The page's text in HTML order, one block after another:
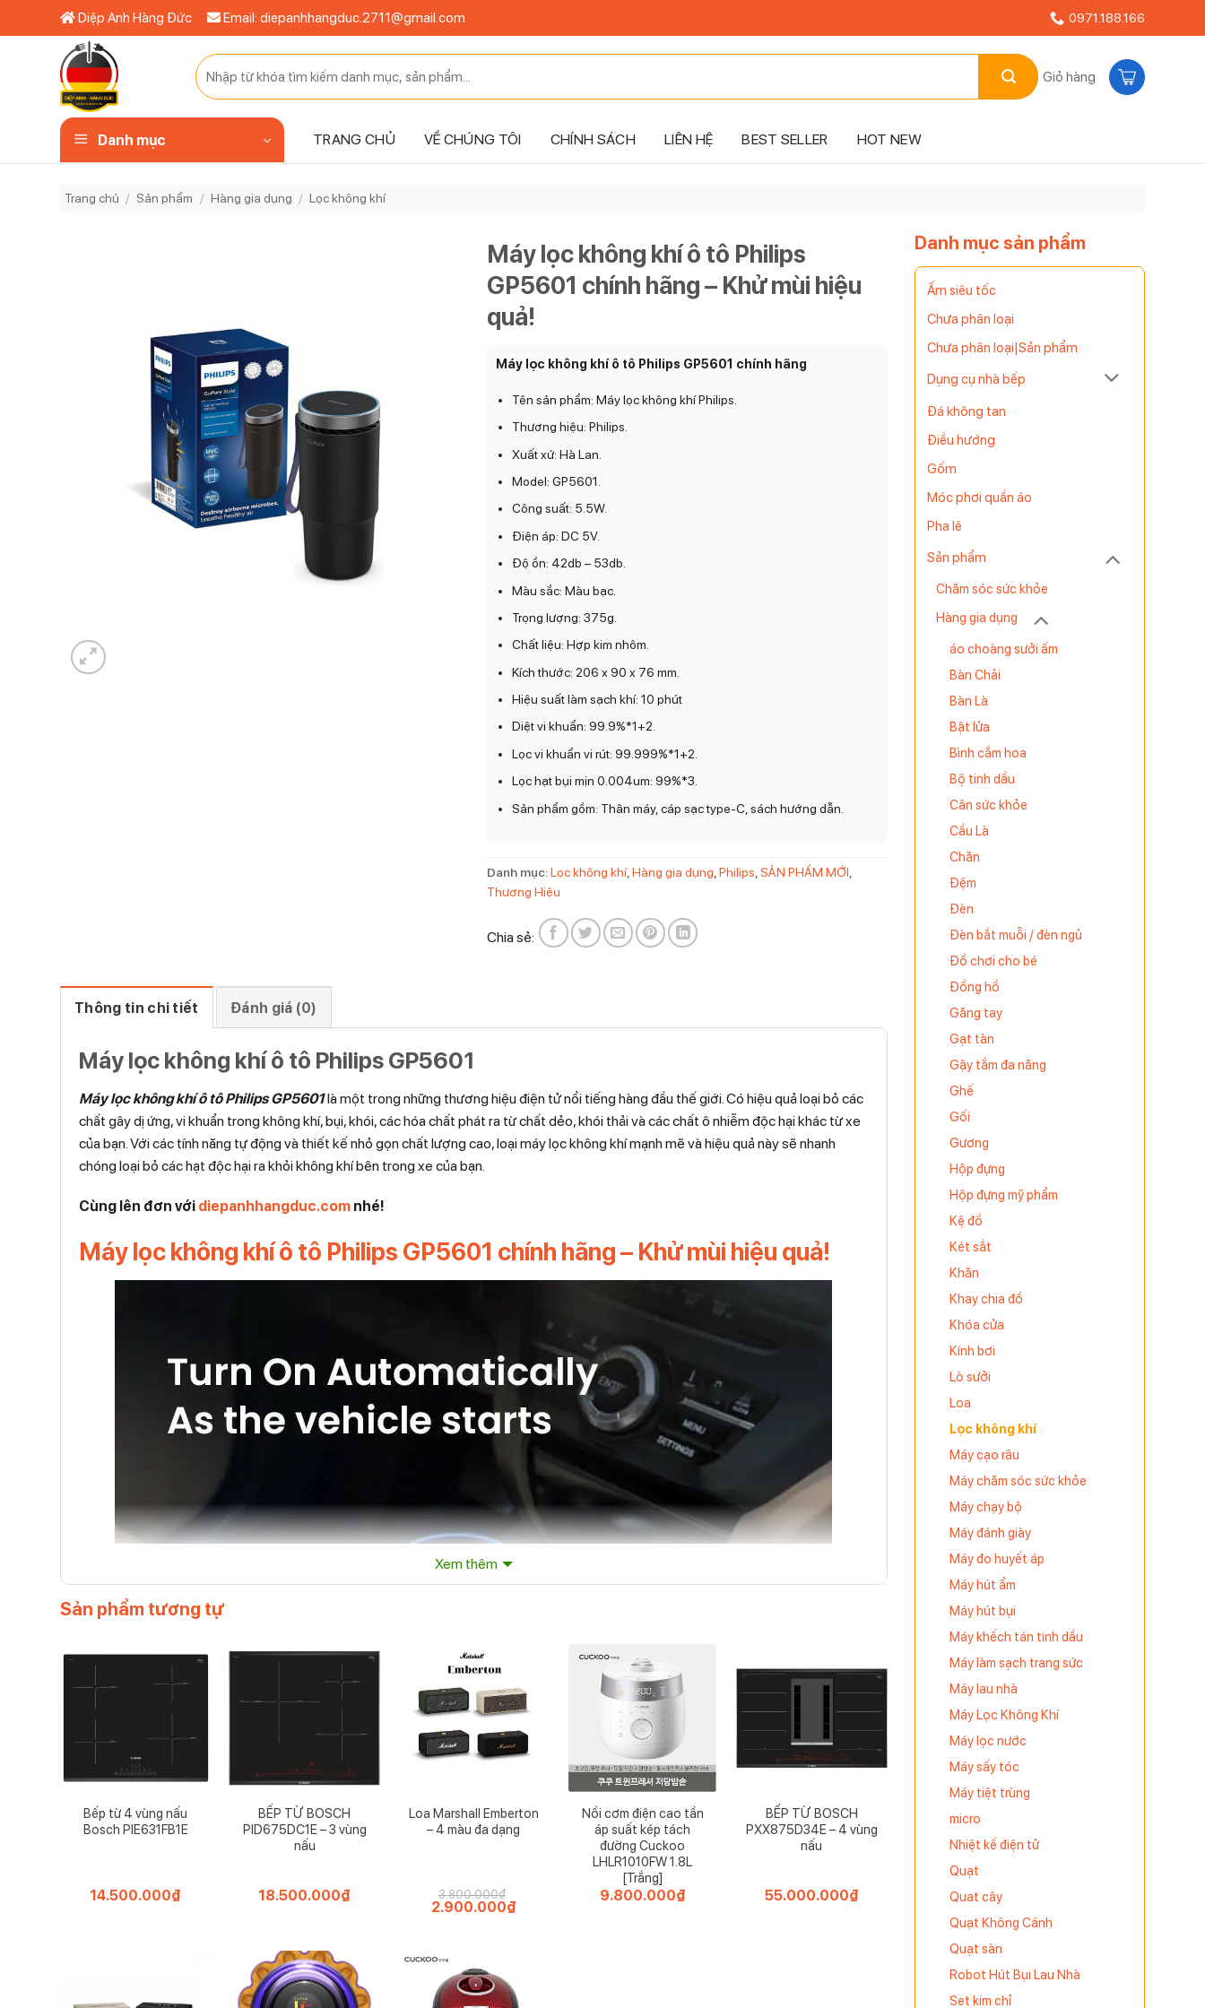
qua
Diệp Anh Hàng Đức Email: diepanhhangduc.2711@gmail.com 0971.188.166
Tìm
kiếm:
Giỏ hàng
Danh mục TRANG CHỦ VỀ CHÚNG TÔI CHÍNH SÁCH LIÊN HỆ BEST SELLER HOT NEW
Trang chủ / Sản phẩm / Hàng gia dụng / Lọc không khí
Danh mục sản phẩm
Ấm siêu tốc
Chưa phân loại
Chưa phân loại|Sản phẩm
Dụng cụ nhà bếp
Đá không tan
Điều hướng
Gốm
Móc phơi quần áo
Pha lê
Sản phẩm
Chăm sóc sức khỏe
Hàng gia dụng
áo choàng sưởi ấm
Bàn Chải
Bàn Là
Bật lửa
Bình cắm hoa
Bộ tinh dầu
Cân sức khỏe
Cầu Là
Chăn
Đệm
Đèn
Đèn bắt muỗi / đèn ngủ
Đồ chơi cho bé
Đồng hồ
Găng tay
Gạt tàn
Gậy tắm đa năng
Ghế
Gối
Gương
Hộp đựng
Hộp đựng mỹ phẩm
Kệ đồ
Két sắt
Khăn
Khay chia đồ
Khóa cửa
Kính bơi
Lò sưởi
Loa
Lọc không khí
Máy cạo râu
Máy chăm sóc sức khỏe
Máy chạy bộ
Máy đánh giày
Máy đo huyết áp
Máy hút ẩm
Máy hút bụi
Máy khếch tán tinh dầu
Máy làm sạch trang sức
Máy lau nhà
Máy Lọc Không Khí
Máy lọc nước
Máy sấy tóc
Máy tiệt trùng
micro
Nhiệt kế điện tử
Quạt
Quat cây
Quạt Không Cánh
Quạt sàn
Robot Hút Bụi Lau Nhà
Set kim chỉ
Máy lọc không khí ô tô Philips
GP5601 chính hãng – Khử mùi hiệu
quả!
Máy lọc không khí ô tô Philips GP5601 chính hãng
Tên sản phẩm: Máy lọc không khí Philips.
Thương hiệu: Philips.
Xuất xứ: Hà Lan.
Model: GP5601.
Công suất: 5.5W.
Điện áp: DC 5V.
Độ ồn: 42db – 53db.
Màu sắc: Màu bạc.
Trọng lượng: 375g.
Chất liệu: Hợp kim nhôm.
Kích thước: 206 x 90 x 76 mm.
Hiệu suất làm sạch khí: 10 phút
Diệt vi khuẩn: 99.9%*1+2.
Lọc vi khuẩn vi rút: 99.999%*1+2.
Lọc hạt bụi mịn 0.004um: 99%*3.
Sản phẩm gồm: Thân máy, cáp sạc type-C, sách hướng dẫn.
Danh mục:Lọc không khí,Hàng gia dụng ,Philips ,SẢN PHẨM MỚI
Thương Hiệu
Chia sẻ:
Thông tin chi tiết Đánh giá (0)
Máy lọc không khí ô tô Philips GP5601
Máy lọc không khí ô tô Philips GP5601là một trong những thương hiệu điện tử nổi tiếng hàng đầu thế giới. Có hiệu quả loại bỏ các
chất gây dị ứng, vi khuẩn trong không khí, bụi, khói, các hóa chất phát ra từ chất dẻo, khói thải và các chất ô nhiễm độc hại khác từ xe
của bạn. Với các tính năng tự động và thiết kế nhỏ gọn chất lượng cao, loại máy lọc không khí mạnh mẽ và hiệu quả này sẽ nhanh
chóng loại bỏ các hạt độc hại ra khỏi không khí bên trong xe của bạn.
Cùng lên đơn với diepanhhangduc.com nhé!
Máy lọc không khí ô tô Philips GP5601 chính hãng – Khử mùi hiệu quả!
Xem thêm
Sản phẩm tương tự
Bếp từ 4 vùng nấu
Bosch PIE631FB1E
14.500.000₫
BẾP TỪ BOSCH
PID675DC1E – 3 vùng
nấu
18.500.000₫
Loa Marshall Emberton
– 4 màu đa dạng
3.800.000₫
Giá
2.900.000₫Giá
Nồi cơm điện cao tần
áp suất kép tách
đường Cuckoo
LHLR1010FW 1.8L
[Trắng]
9.800.000₫
BẾP TỪ BOSCH
PXX875D34E – 4 vùng
nấu
55.000.000₫